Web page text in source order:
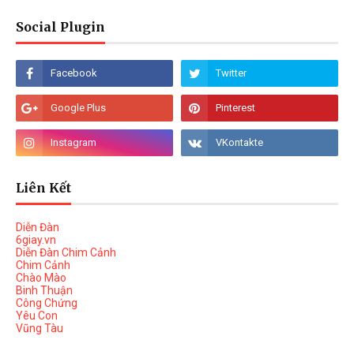
Social Plugin
Liên Kết
Diễn Đàn
6giay.vn
Diễn Đàn Chim Cảnh
Chim Cảnh
Chào Mào
Binh Thuận
Công Chứng
Yêu Con
Vũng Tàu